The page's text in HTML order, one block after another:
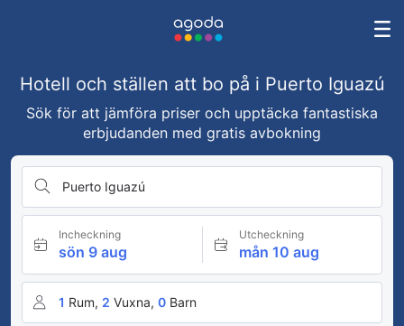
Hotell och ställen att bo på i Puerto Iguazú
Sök för att jämföra priser och upptäcka fantastiska
erbjudanden med gratis avbokning
Puerto Iguazú
Incheckning
sön 9 aug
Utcheckning
mån 10 aug
1 Rum, 2 Vuxna, 0 Barn